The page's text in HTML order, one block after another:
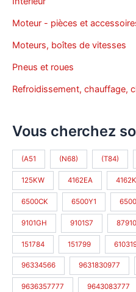
Moteur - pièces et
Moteurs, boîtes de vitesses
Pneus et roues
Refroidissement, chauffage,
Vous cherchez
(A51 (N68) (T84)
125KW 4162EA
6500CK 6500Y1
9101GH 9101S7
151784 151799
96334566 9631830977
9636357777 9643083777